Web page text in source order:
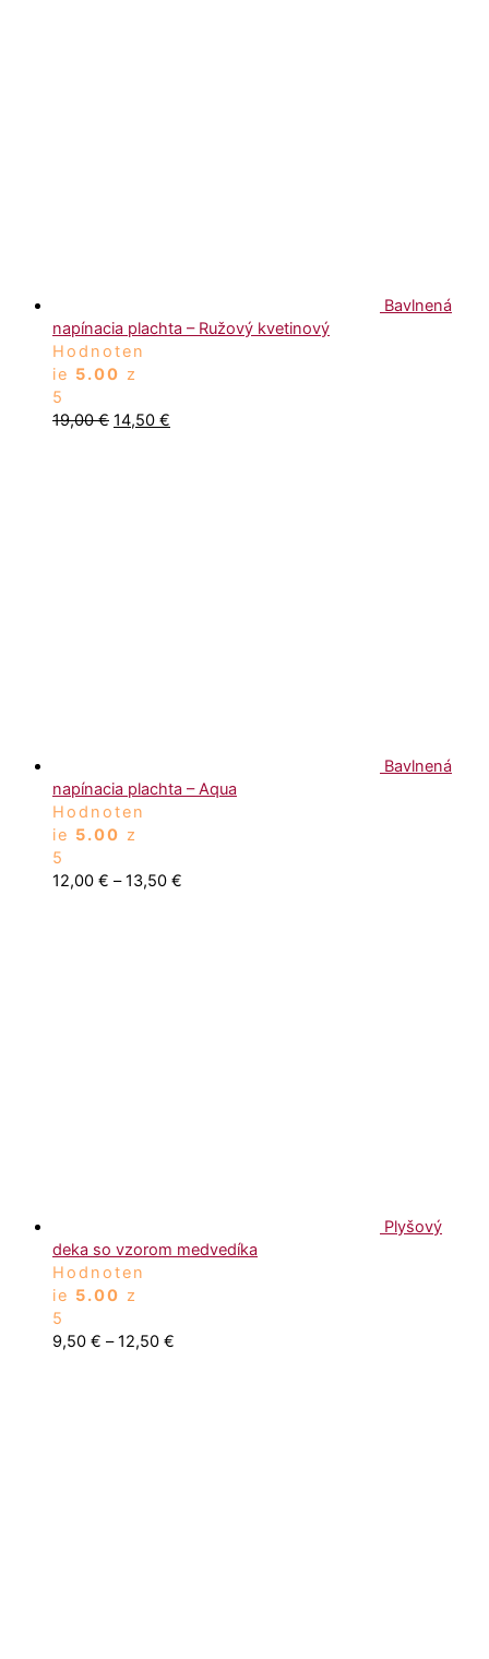
Bavlnená
napínacia plachta – Ružový kvetinový
Hodnoten
ie 5.00 z
5
19,00€ 14,50 €
Bavlnená
napínacia plachta – Aqua
Hodnoten
ie 5.00 z
5
12,00 € – 13,50 €
Plyšový
deka so vzorom medvedíka
Hodnoten
ie 5.00 z
5
9,50 € – 12,50 €